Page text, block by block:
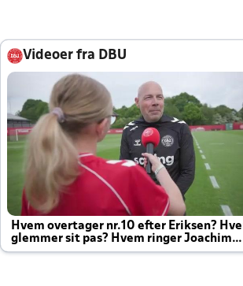
Videoer fra DBU
Hvem overtager nr.10 efter Eriksen?
glemmer sit pas? Hvem ringer Joachim
altid til efter kampe?